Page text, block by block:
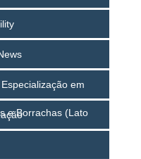
em
e Borrachas (Lato